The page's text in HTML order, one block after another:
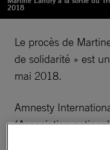
2018
Le procès de
de solidarité » est
mai 2018.
Amnesty
(Association
pour les étrangers)